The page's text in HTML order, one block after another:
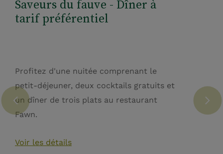
Saveurs du fauve - Dîner à
tarif préférentiel
Profitez d'une nuitée comprenant le
petit-déjeuner, deux cocktails gratuits et
un dîner de trois plats au restaurant
Fawn.
Voir les détails